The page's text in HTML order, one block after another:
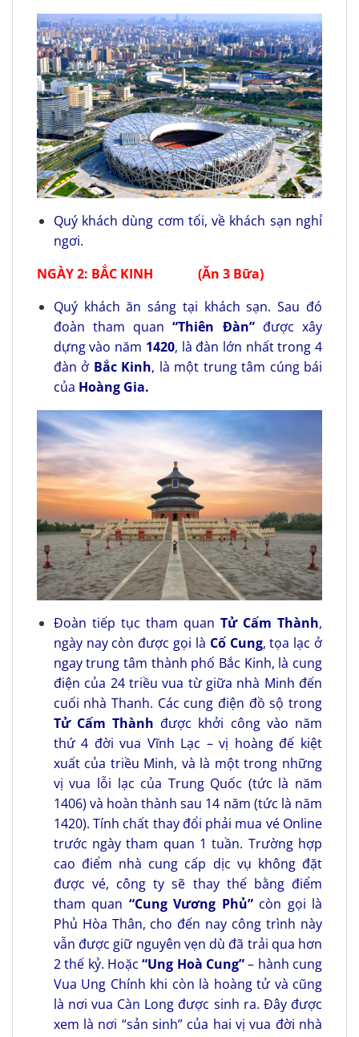
Quý khách dùng cơm tối, về khách sạn nghỉ
ngơi.
NGÀY 2: BẮC KINH (Ăn 3 Bữa)
Quý khách ăn sáng tại khách sạn. Sau đó
đoàn tham quan“Thiên Đàn”được xây
dựng vào năm 1420, là đàn lớn nhất trong 4
đàn ở Bắc Kinh, là một trung tâm cúng bái
của Hoàng Gia.
Đoàn tiếp tục tham quan Tử Cấm Thành,
ngày nay còn được gọi là Cố Cung, tọa lạc ở
ngay trung tâm thành phố Bắc Kinh, là cung
điện của 24 triều vua từ giữa nhà Minh đến
cuối nhà Thanh. Các cung điện đồ sộ trong
Tử Cấm Thành được khởi công vào năm
thứ 4 đời vua Vĩnh Lạc – vị hoàng đế kiệt
xuất của triều Minh, và là một trong những
vị vua lỗi lạc của Trung Quốc (tức là năm
1406) và hoàn thành sau 14 năm (tức là năm
1420). Tính chất thay đổi phải mua vé Online
trước ngày tham quan 1 tuần. Trường hợp
cao điểm nhà cung cấp dịc vụ không đặt
được vé, công ty sẽ thay thế bằng điểm
tham quan “Cung Vương Phủ”còn gọi là
Phủ Hòa Thân, cho đến nay công trình này
vẫn được giữ nguyên vẹn dù đã trải qua hơn
2 thế kỷ. Hoặc“Ung Hoà Cung”– hành cung
Vua Ung Chính khi còn là hoàng tử và cũng
là nơi vua Càn Long được sinh ra. Đây được
xem là nơi “sản sinh” của hai vị vua đời nhà